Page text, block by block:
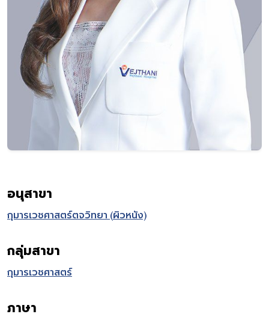
อนุสาขา
กุมารเวชศาสตร์ตจวิทยา (ผิวหนัง)
กลุ่มสาขา
กุมารเวชศาสตร์
ภาษา